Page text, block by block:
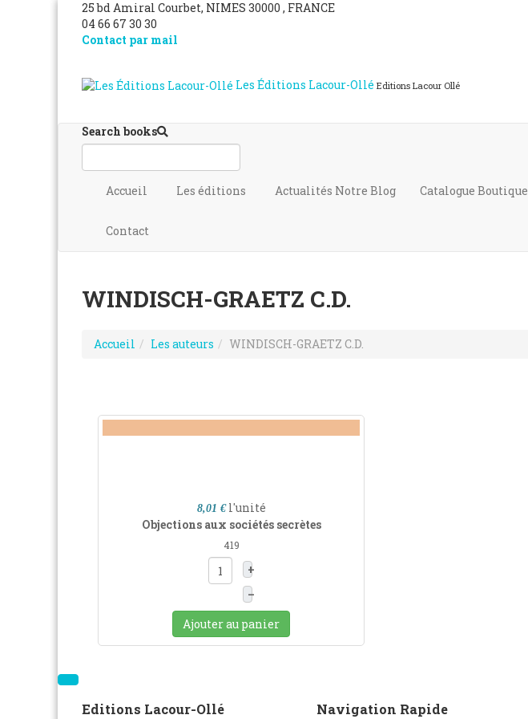
25 bd Amiral Courbet, NIMES 30000 , FRANCE
04 66 67 30 30
Contact par mail
Les Éditions Lacour-Ollé Editions Lacour Ollé
Search books
Accueil Les éditions Actualités Notre Blog Catalogue Boutique
Contact
WINDISCH-GRAETZ C.D.
Accueil Les auteurs WINDISCH-GRAETZ C.D.
8,01 € l'unité
Objections aux sociétés secrètes
419
+
–
Ajouter au panier
Editions Lacour-Ollé Navigation Rapide